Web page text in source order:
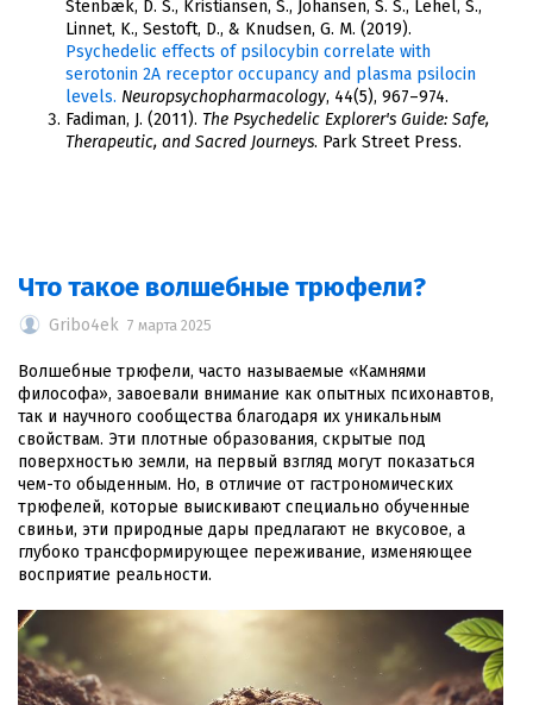
Stenbæk, D. S., Kristiansen, S., Johansen, S. S., Lehel, S.,
Linnet, K., Sestoft, D., & Knudsen, G. M. (2019).
Psychedelic effects of psilocybin correlate with
serotonin 2A receptor occupancy and plasma psilocin
levels. Neuropsychopharmacology, 44(5), 967–974.
Fadiman, J. (2011). The Psychedelic Explorer's Guide: Safe,
Therapeutic, and Sacred Journeys. Park Street Press.
Что такое волшебные трюфели?
Gribo4ek 7 марта 2025
Волшебные трюфели, часто называемые «Камнями
философа», завоевали внимание как опытных психонавтов,
так и научного сообщества благодаря их уникальным
свойствам. Эти плотные образования, скрытые под
поверхностью земли, на первый взгляд могут показаться
чем-то обыденным. Но, в отличие от гастрономических
трюфелей, которые выискивают специально обученные
свиньи, эти природные дары предлагают не вкусовое, а
глубоко трансформирующее переживание, изменяющее
восприятие реальности.